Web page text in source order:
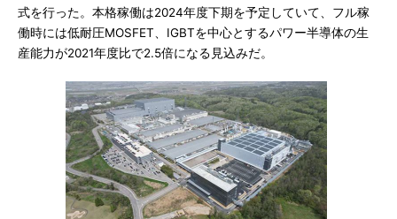
式を行った。本格稼働は2024年度下期を予定していて、フル稼
働時には低耐圧MOSFET、IGBTを中心とするパワー半導体の生
産能力が2021年度比で2.5倍になる見込みだ。